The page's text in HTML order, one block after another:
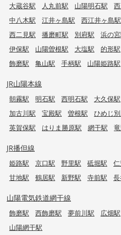
大蔵谷駅 人丸前駅 山陽明石駅
中八木駅
江井ヶ島駅 西江井ヶ島駅
西二見駅
播磨町駅 別府駅 浜の
伊保駅
山陽曽根駅 大塩駅 的形駅
飾磨駅
亀山駅 手柄駅 山陽姫路駅
JR山陽本線
朝霧駅 明石駅 西明石駅 大久保駅
加古川駅
宝殿駅 曽根駅 ひめじ
英賀保駅
はりま勝原駅 網干駅
JR播但線
姫路駅 京口駅 野里駅 砥堀駅
甘地駅
鶴居駅 新野駅 寺前駅
山陽電気鉄道網干線
飾磨駅 西飾磨駅 夢前川駅 広畑駅
山陽網干駅